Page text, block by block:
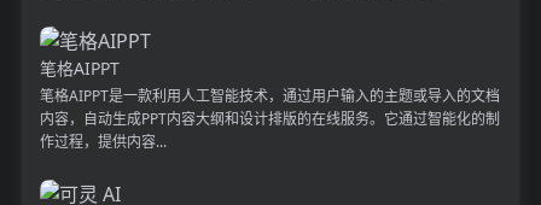
笔格AIPPT
笔格AIPPT是一款利用人工智能技术，通过用户输入的主题或导入的文档
内容，自动生成PPT内容大纲和设计排版的在线服务。它通过智能化的制
作过程，提供内容...